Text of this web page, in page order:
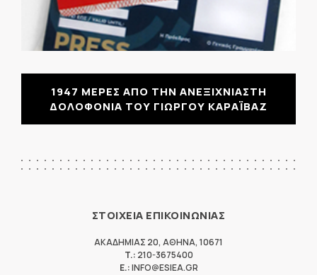
1947 ΜΕΡΕΣ ΑΠΟ ΤΗΝ ΑΝΕΞΙΧΝΙΑΣΤΗ
ΔΟΛΟΦΟΝΙΑ ΤΟΥ ΓΙΩΡΓΟΥ ΚΑΡΑΪΒΑΖ
ΣΤΟΙΧΕΙΑ ΕΠΙΚΟΙΝΩΝΙΑΣ
ΑΚΑΔΗΜΙΑΣ 20, ΑΘΗΝΑ, 10671
T.: 210-3675400
E.:INFO@ESIEA.GR